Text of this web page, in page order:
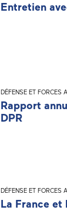
Entretien
DÉFENSE ET FORCES
Rapport
DPR
DÉFENSE ET FORCES
La France et